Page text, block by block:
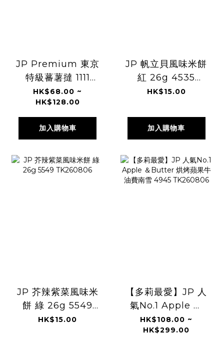
JP Premium 東京
特級蕃薯撻 1111
1128 TK260806
HK$68.00 ~
HK$128.00
加入購物車
JP 帆立貝風味米餅
紅 26g 4535
TK260806
HK$15.00
加入購物車
JP 芥辣紫菜風味米
餅 綠 26g 5549
TK260806
HK$15.00
【多莉最愛】JP 人
氣No.1 Apple ＆
Butter 烘烤蘋果牛
油費南雪 4945
HK$108.00 ~
HK$299.00